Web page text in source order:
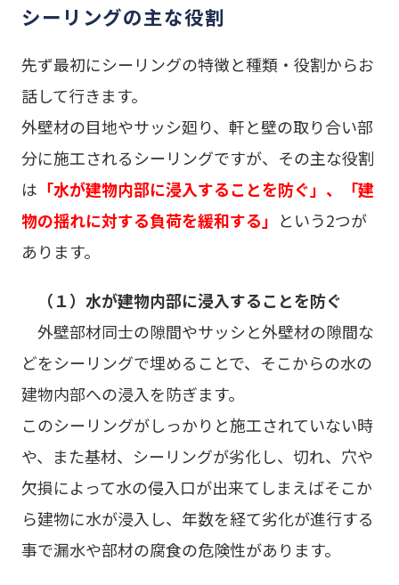
シーリングの主な役割
先ず最初にシーリングの特徴と種類・役割からお
話して行きます。
外壁材の目地やサッシ廻り、軒と壁の取り合い部
分に施工されるシーリングですが、その主な役割
は 「水が建物内部に浸入することを防ぐ」、「建
物の揺れに対する負荷を緩和する」 という2つが
あります。
（１）水が建物内部に浸入することを防ぐ
外壁部材同士の隙間やサッシと外壁材の隙間な
どをシーリングで埋めることで、そこからの水の
建物内部への浸入を防ぎます。
このシーリングがしっかりと施工されていない時
や、また基材、シーリングが劣化し、切れ、穴や
欠損によって水の侵入口が出来てしまえばそこか
ら建物に水が浸入し、年数を経て劣化が進行する
事で漏水や部材の腐食の危険性があります。